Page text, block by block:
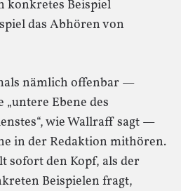
konkretes Beispiel
das Abhören von
nämlich offenbar —
Ebene des
wie Wallraff sagt —
in der Redaktion mithören.
sofort den Kopf, als der
Beispielen fragt,